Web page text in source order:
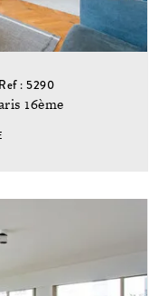
Ref : 5290
16ème